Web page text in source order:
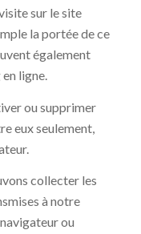
sur le site
la portée de ce
également
ligne.
ou supprimer
eux seulement,
collecter les
à notre
ou